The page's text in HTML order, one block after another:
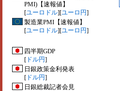
PMI)【速報値】
[ユーロドル][ユーロ円]
製造業PMI【速報値】
[ユーロドル][ユーロ円]
四半期GDP
[ ドル円]
日銀政策金利発表
[ ドル円]
日銀総裁記者会見